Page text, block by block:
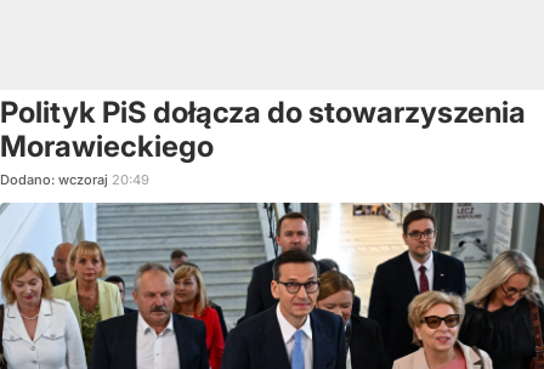
Polityk PiS dołącza do stowarzyszenia
Morawieckiego
Dodano: wczoraj 20:49